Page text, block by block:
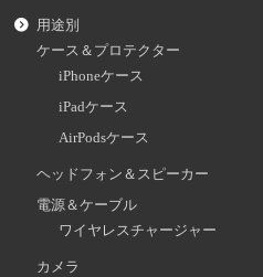
用途別
ケース＆プロテクター
iPhoneケース
iPadケース
AirPodsケース
ヘッドフォン＆スピーカー
電源＆ケーブル
ワイヤレスチャージャー
カメラ